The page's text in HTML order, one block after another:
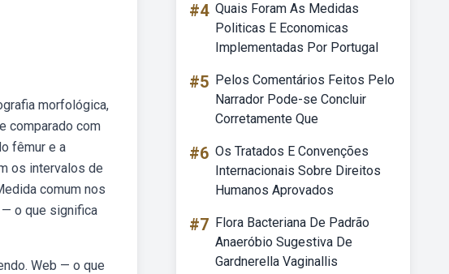
morfológica,
comparado com
fêmur e a
os intervalos de
comum nos
— o que significa
Web — o que
#4 Quais Foram As Medidas
Politicas E Economicas
Implementadas Por Portugal
#5 Pelos Comentários Feitos Pelo
Narrador Pode-se Concluir
Corretamente Que
#6 Os Tratados E Convenções
Internacionais Sobre Direitos
Humanos Aprovados
#7 Flora Bacteriana De Padrão
Anaeróbio Sugestiva De
Gardnerella Vaginallis